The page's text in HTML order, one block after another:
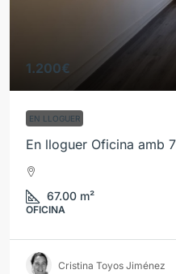
1.200€
EN LLOGUER
En lloguer Oficina amb
67.00 m²
OFICINA
Cristina Toyos Jiménez